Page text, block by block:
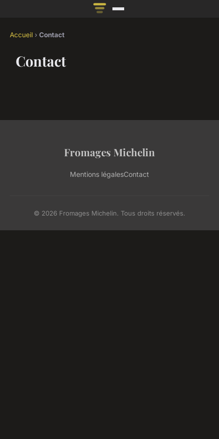
Accueil › Contact
Contact
Fromages Michelin
Mentions légalesContact
© 2026 Fromages Michelin. Tous droits réservés.